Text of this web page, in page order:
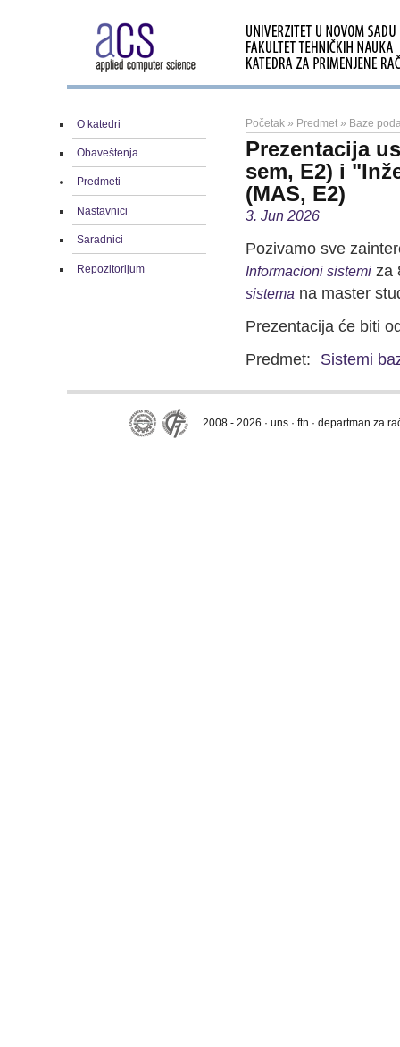
O katedri
Obaveštenja
Predmeti
Nastavnici
Saradnici
Repozitorijum
Početak » Predmet » Baze
Prezentacija
sem, E2) i
(MAS, E2)
3. Jun 2026
Pozivamo sve
Informacioni sistemi za
sistema na master
Prezentacija će biti
Predmet:
Sistemi
2008 - 2026 · uns · ftn · departman za